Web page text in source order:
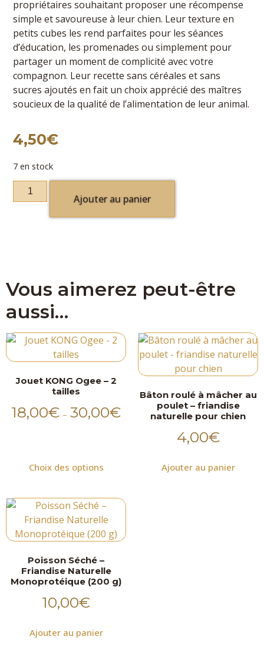
propriétaires souhaitant proposer une récompense
simple et savoureuse à leur chien. Leur texture en
petits cubes les rend parfaites pour les séances
d’éducation, les promenades ou simplement pour
partager un moment de complicité avec votre
compagnon. Leur recette sans céréales et sans
sucres ajoutés en fait un choix apprécié des maîtres
soucieux de la qualité de l’alimentation de leur animal.
4,50€
7 en stock
Ajouter au panier
Vous aimerez peut-être
aussi…
Jouet KONG Ogee – 2
tailles
18,00€ – 30,00€
Choix des options
Bâton roulé à mâcher au
poulet – friandise
naturelle pour chien
4,00€
Ajouter au panier
Poisson Séché –
Friandise Naturelle
Monoprotéique (200 g)
10,00€
Ajouter au panier